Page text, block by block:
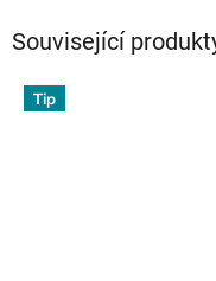
Související
Tip